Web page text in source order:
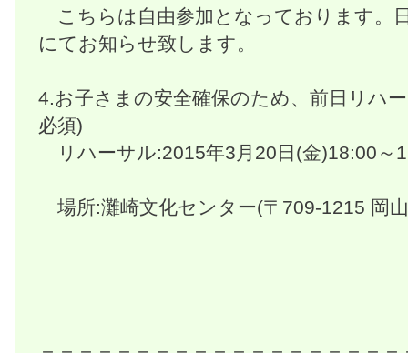
こちらは自由参加となっております。
にてお知らせ致します。
4.お子さまの安全確保のため、前日リハ
必須)
リハーサル:2015年3月20日(金)18:00～
場所:灘崎文化センター(〒709-1215 岡